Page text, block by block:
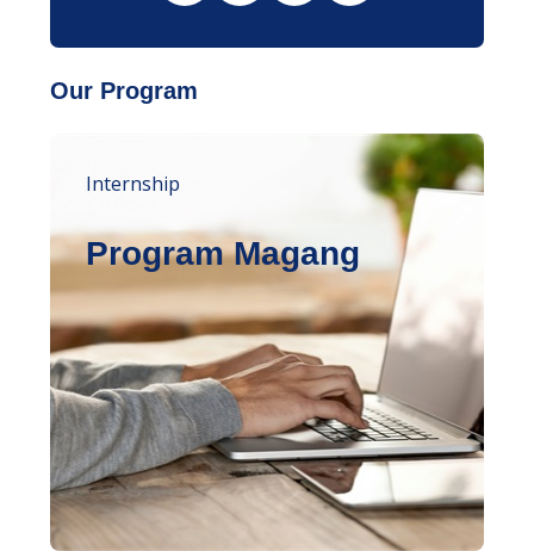
Our Program
Internship
Program Magang